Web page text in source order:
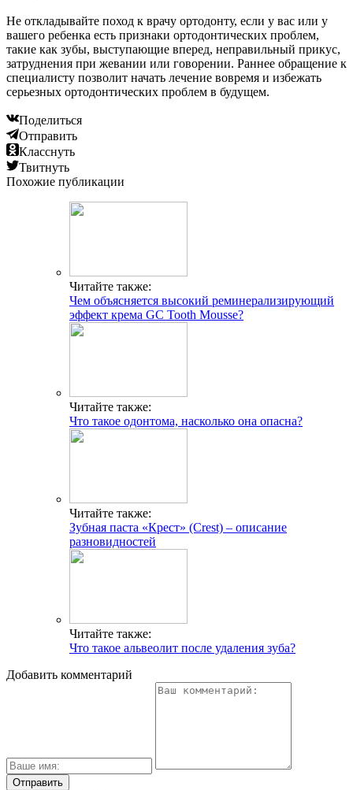
Не откладывайте поход к врачу ортодонту, если у вас или у
вашего ребенка есть признаки ортодонтических проблем,
такие как зубы, выступающие вперед, неправильный прикус,
затруднения при жевании или говорении. Раннее обращение к
специалисту позволит начать лечение вовремя и избежать
серьезных ортодонтических проблем в будущем.
Поделиться
Отправить
Класснуть
Твитнуть
Похожие публикации
Читайте также:
Чем объясняется высокий реминерализирующий
эффект крема GC Tooth Mousse?
Читайте также:
Что такое одонтома, насколько она опасна?
Читайте также:
Зубная паста «Крест» (Crest) – описание
разновидностей
Читайте также:
Что такое альвеолит после удаления зуба?
Добавить комментарий